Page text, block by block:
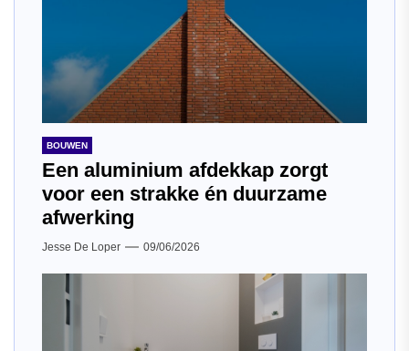
BOUWEN
Een aluminium afdekkap zorgt
voor een strakke én duurzame
afwerking
Jesse De Loper 09/06/2026